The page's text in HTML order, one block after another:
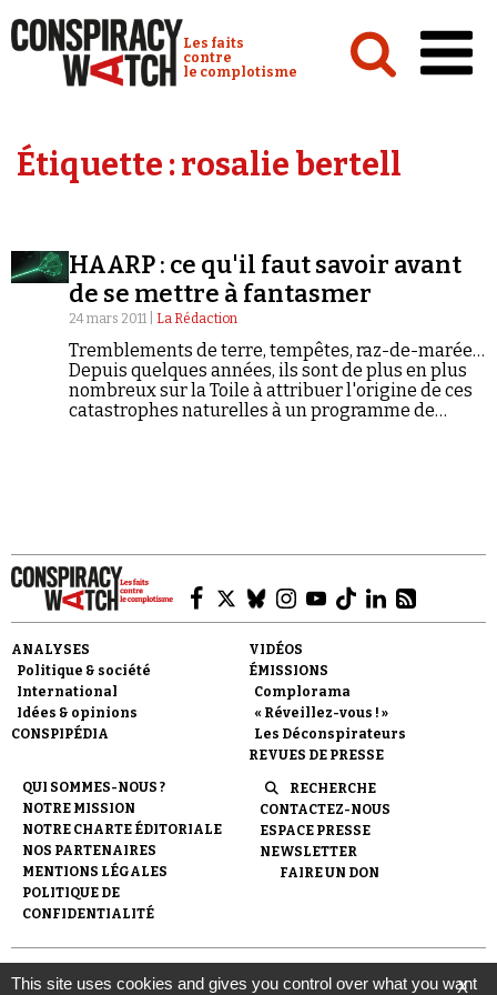
Conspiracy Watch :
Les faits
contre
le complotisme
Analyses
Vidéos
Émissions
Revues de presse
Faire un don
Demander à Vera
Étiquette :rosalie bertell
HAARP : ce qu'il faut savoir avant
de se mettre à fantasmer
24 mars 2011 | La Rédaction
Tremblements de terre, tempêtes, raz-de-marée…
Depuis quelques années, ils sont de plus en plus
nombreux sur la Toile à attribuer l'origine de ces
catastrophes naturelles à un programme de
ANALYSES
Politique & société
International
Idées & opinions
CONSPIPÉDIA
VIDÉOS
ÉMISSIONS
Complorama
« Réveillez-vous ! »
Les Déconspirateurs
REVUES DE PRESSE
QUI SOMMES-NOUS ?
NOTRE MISSION
NOTRE CHARTE ÉDITORIALE
NOS PARTENAIRES
MENTIONS LÉGALES
POLITIQUE DE
CONFIDENTIALITÉ
RECHERCHE
CONTACTEZ-NOUS
ESPACE PRESSE
NEWSLETTER
FAIRE UN DON
© 2007- 2026 Conspiracy Watch | Une réalisation de
l'Observatoire du conspirationnisme (association loi de 1901) avec
X
This site uses cookies and gives you control over what you want